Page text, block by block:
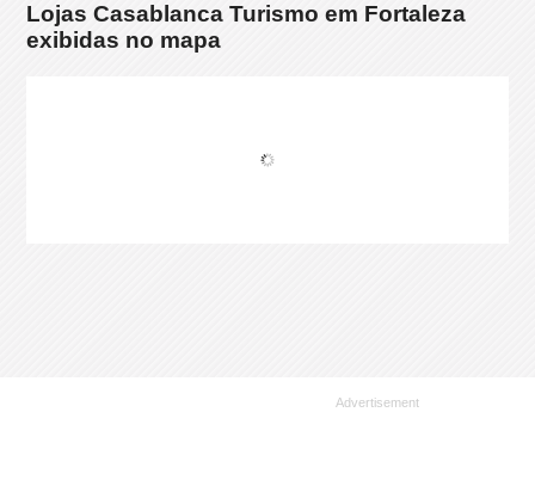
Lojas Casablanca Turismo em Fortaleza
exibidas no mapa